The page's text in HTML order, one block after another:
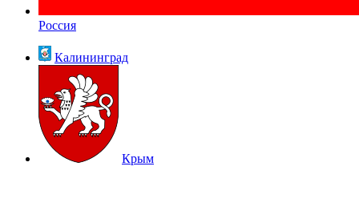
Россия
Калининград
Крым